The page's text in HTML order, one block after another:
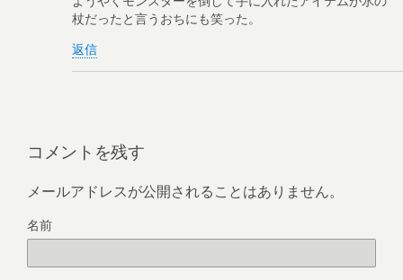
杖だったと言うおちにも笑った。
返信
コメントを残す
メールアドレスが公開されることはありません。
名前